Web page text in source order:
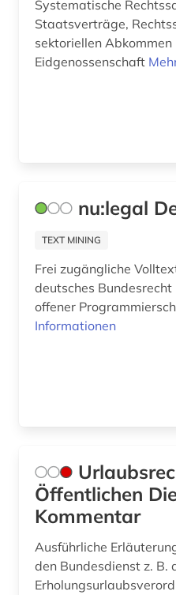
Systematische
Staatsverträge,
sektoriellen
Eidgenossenschaft
nu:legal
TEXT MINING
Frei zugängliche
deutsches
offener
Informationen
Öffentlichen
Kommentar
Ausführliche
den Bundesdienst z. B.